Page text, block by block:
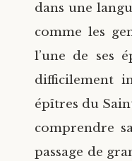
dans une
comme les
l’une de ses
difficilement
épîtres du
comprendre
passage de